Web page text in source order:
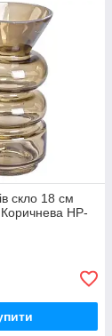
скло 18 см
HP-